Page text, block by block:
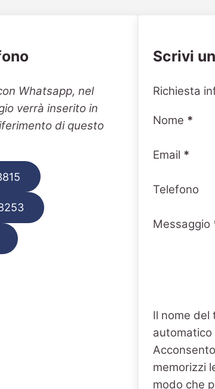
Whatsapp, nel
verrà inserito in
di questo
Scrivi
Section
Richiesta
Nome *
Email *
Telefono
Messaggio
Il nome del
automatico
memorizzi
modo che